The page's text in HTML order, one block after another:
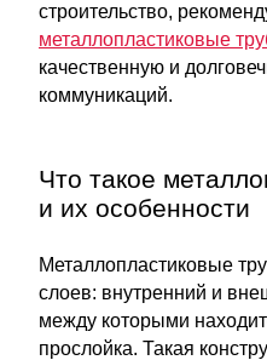
строительство,
металлопластиковые
качественную и
коммуникаций.
Что такое
и их особенности
Металлопластиковые
слоев: внутренний и
между которыми
прослойка. Такая